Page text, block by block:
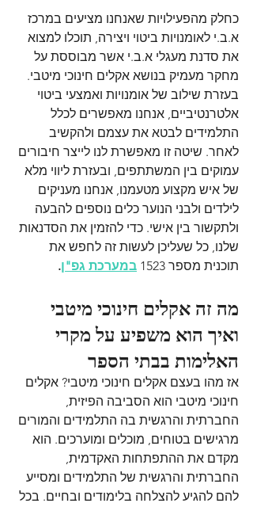
כחלק מהפעילויות שאנחנו מציעים במרכז
א.ב.י לאומנויות ביטוי ויצירה, תוכלו למצוא
את סדנת מעגלי א.ב.י אשר מבוססת על
מחקר מעמיק בנושא אקלים חינוכי מיטבי.
בעזרת שילוב של אומנויות ואמצעי ביטוי
אלטרנטיביים, אנחנו מאפשרים לכלל
התלמידים לבטא את עצמם ולהקשיב
לאחר. שיטה זו מאפשרת לנו לייצר חיבורים
עמוקים בין המשתתפים, ובעזרת ליווי מלא
של איש מקצוע מטעמנו, אנחנו מעניקים
לילדים ולבני הנוער כלים נוספים להבעה
ולתקשור בין אישי. כדי להזמין את הסדנאות
שלנו, כל שעליכן לעשות זה לחפש את
תוכנית מספר 1523
במערכת גפ"ן.
מה זה אקלים חינוכי מיטבי
ואיך הוא משפיע על מקרי
האלימות בבתי הספר
אז מהו בעצם אקלים חינוכי מיטבי? אקלים
חינוכי מיטבי הוא הסביבה הפיזית,
החברתית והרגשית בה התלמידים והמורים
מרגישים בטוחים, מוכלים ומוערכים. הוא
מקדם את ההתפתחות האקדמית,
החברתית והרגשית של התלמידים ומסייע
להם להגיע להצלחה בלימודים ובחיים. בכל